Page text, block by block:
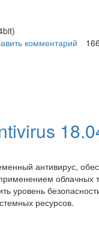
Free Antivirus
комментарий
антивирус,
облачных
уровень
ресурсов.